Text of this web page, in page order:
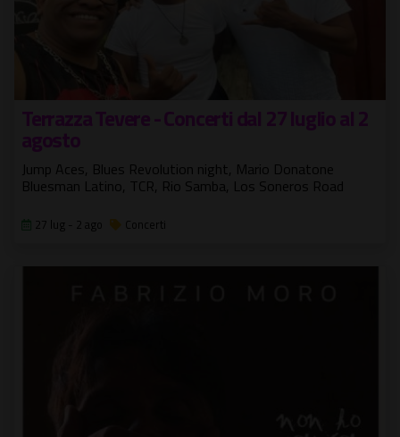
Terrazza Tevere - Concerti dal 27 luglio al 2
agosto
Jump Aces, Blues Revolution night, Mario Donatone
Bluesman Latino, TCR, Rio Samba, Los Soneros Road
27 lug - 2 ago Concerti